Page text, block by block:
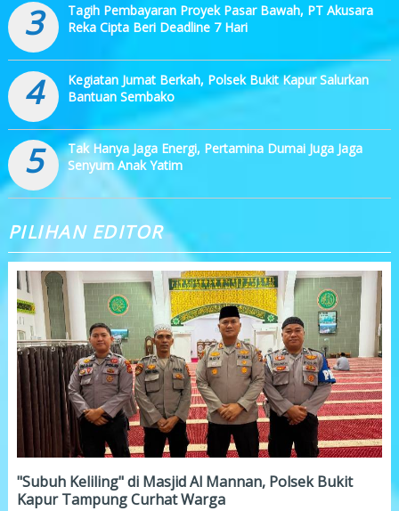
3
Tagih Pembayaran Proyek Pasar Bawah, PT Akusara
Reka Cipta Beri Deadline 7 Hari
4
Kegiatan Jumat Berkah, Polsek Bukit Kapur Salurkan
Bantuan Sembako
5
Tak Hanya Jaga Energi, Pertamina Dumai Juga Jaga
Senyum Anak Yatim
PILIHAN EDITOR
"Subuh Keliling" di Masjid Al Mannan, Polsek Bukit
Kapur Tampung Curhat Warga